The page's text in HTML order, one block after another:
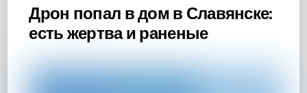
Дрон попал в дом в Славянске:
есть жертва и раненые